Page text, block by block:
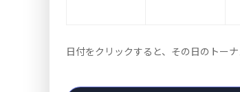
日付をクリックすると、その日のトー